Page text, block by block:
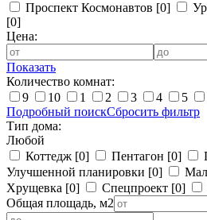
Проспект Космонавтов [0]
[0]
Цена:
Показать
Количество комнат:
9
10 1 2 3 4 5
Подробный поискСбросить фильтр
Тип дома:
Любой
Коттедж [0] Пентагон [0]
Улучшенной планировки [0]
Хрущевка [0] Спецпроект [0]
Общая площадь, м2